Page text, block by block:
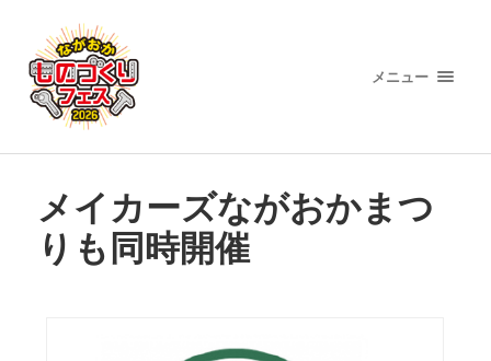
メニュー
メイカーズながおかまつ
りも同時開催